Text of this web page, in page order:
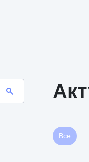
Все